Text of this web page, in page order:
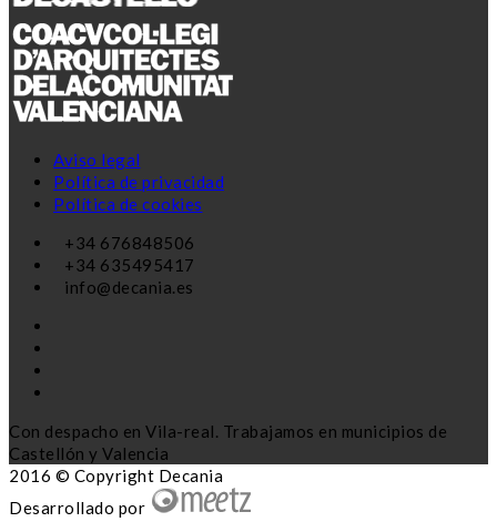
Aviso legal
Política de privacidad
Política de cookies
+34 676848506
+34 635495417
info@decania.es
Con despacho en Vila-real. Trabajamos en municipios de
Castellón y Valencia
2016 © Copyright Decania
Desarrollado por